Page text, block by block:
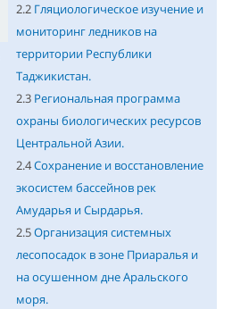
2.2 Гляциологическое изучение и
мониторинг ледников на
территории Республики
Таджикистан.
2.3 Региональная программа
охраны биологических ресурсов
Центральной Азии.
2.4Сохранение и восстановление
экосистем бассейнов рек
Амударья и Сырдарья.
2.5Организация системных
лесопосадок в зоне Приаралья и
на осушенном дне Аральского
моря.